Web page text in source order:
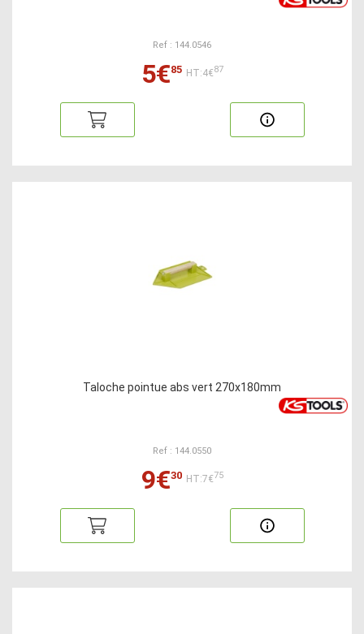
Ref : 144.0546
5€85 HT:4€87
Taloche pointue abs vert 270x180mm
Ref : 144.0550
9€30 HT:7€75